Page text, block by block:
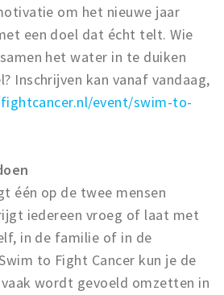
om het nieuwe jaar
een doel dat écht telt. Wie
het water in te duiken
Inschrijven kan vanaf vandaag,
event/swim-to-
één op de twee mensen
iedereen vroeg of laat met
in de familie of in de
to Fight Cancer kun je de
wordt gevoeld omzetten in